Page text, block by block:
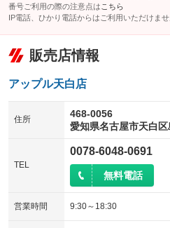
番号ご利用の際の注意点は こちら
IP電話、ひかり電話からはご利用いただけませ
販売店情報
アップル天白店
住所
468-0056
愛知県名古屋市天白区
TEL
0078-6048-0691
無料電話
営業時間 9:30～18:30